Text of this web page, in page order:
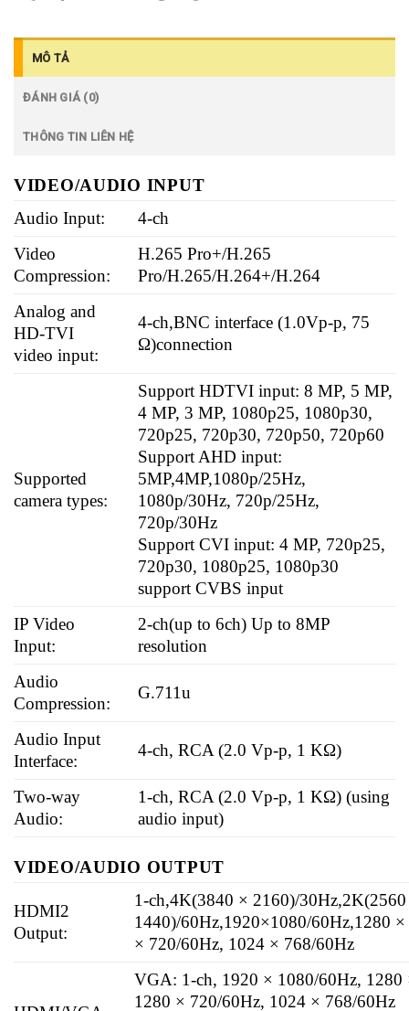
MÔ TẢ
ĐÁNH GIÁ (0)
THÔNG TIN LIÊN HỆ
VIDEO/AUDIO INPUT
Audio Input:
4-ch
Video
Compression:
H.265 Pro+/H.265
Pro/H.265/H.264+/H.264
Analog and
HD-TVI
video input:
4-ch,BNC interface (1.0Vp-p, 75
Ω)connection
Supported
camera types:
Support HDTVI input: 8 MP, 5 MP,
4 MP, 3 MP, 1080p25, 1080p30,
720p25, 720p30, 720p50, 720p60
Support AHD input:
5MP,4MP,1080p/25Hz,
1080p/30Hz, 720p/25Hz,
720p/30Hz
Support CVI input: 4 MP, 720p25,
720p30, 1080p25, 1080p30
support CVBS input
IP Video
Input:
2-ch(up to 6ch) Up to 8MP
resolution
Audio
Compression:
G.711u
Audio Input
Interface:
4-ch, RCA (2.0 Vp-p, 1 KΩ)
Two-way
Audio:
1-ch, RCA (2.0 Vp-p, 1 KΩ) (using
audio input)
VIDEO/AUDIO OUTPUT
HDMI2
Output:
1-ch,4K(3840 × 2160)/
1440)/60Hz,1920×1080/60Hz,1280
× 720/60Hz, 1024 × 768/60Hz
VGA: 1-ch, 1920 × 1080/60Hz, 1280
1280 × 720/60Hz, 1024 × 768/60Hz